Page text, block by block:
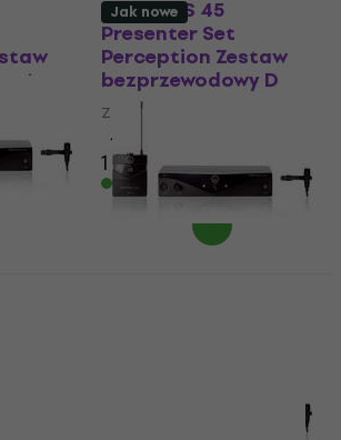
A
AKG WMS 45
Presenter Set
Perception Zestaw
bezprzewodowy D
Zestaw bezprzewodowy
4,7
1 069 zł
Na magazynie
Jak nowe